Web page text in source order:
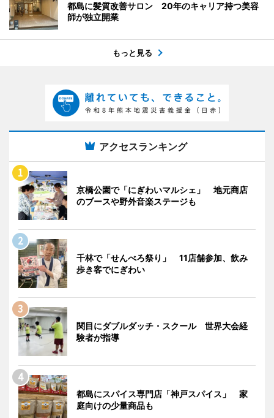
都島に髪質改善サロン 20年のキャリア持つ美容
師が独立開業
もっと見る
アクセスランキング
京橋公園で「にぎわいマルシェ」 地元商店
のブースや野外音楽ステージも
千林で「せんべろ祭り」 11店舗参加、飲み
歩き客でにぎわい
関目にダブルダッチ・スクール 世界大会経
験者が指導
都島にスパイス専門店「神戸スパイス」 家
庭向けの少量商品も